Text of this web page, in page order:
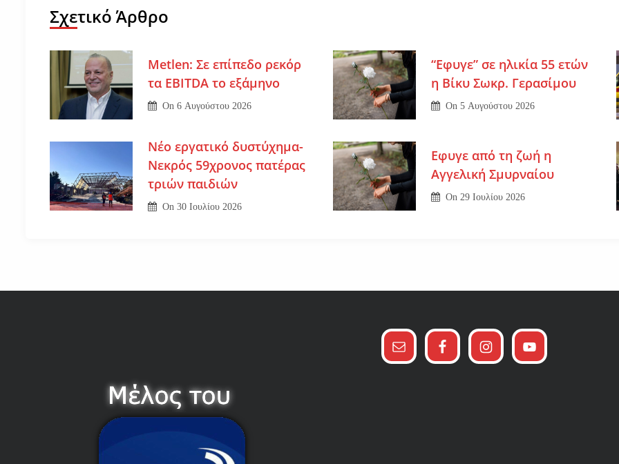
Σχετικό Άρθρο
Metlen: Σε επίπεδο ρεκόρ
τα EBITDA το εξάμηνο
On6 Αυγούστου 2026
“Εφυγε” σε ηλικία 55 ετών
η Βίκυ Σωκρ. Γερασίμου
On5 Αυγούστου 2026
Νέο εργατικό δυστύχημα-
Νεκρός 59χρονος πατέρας
τριών παιδιών
On30 Ιουλίου 2026
Εφυγε από τη ζωή η
Αγγελική Σμυρναίου
On29 Ιουλίου 2026